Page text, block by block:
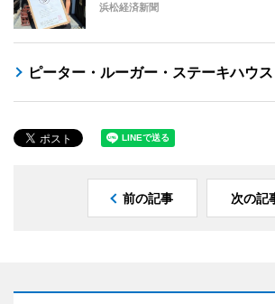
浜松経済新聞
ピーター・ルーガー・ステーキハウ
前の記事 次の記